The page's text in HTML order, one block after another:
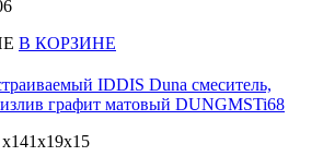
В КОРЗИНЕ
IDDIS Duna смеситель,
графит матовый DUNGMSTi68